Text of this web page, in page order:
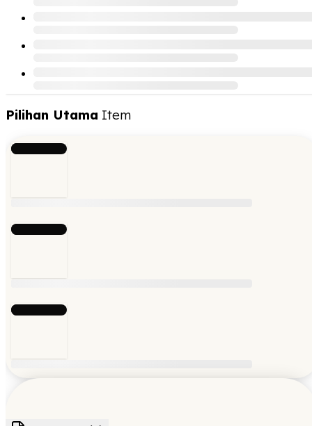
Pilihan Utama Item